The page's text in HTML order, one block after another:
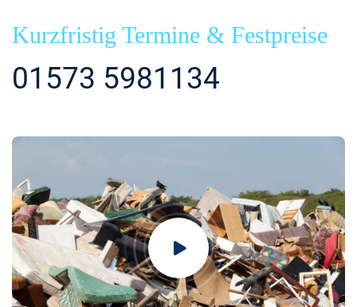
Kurzfristig Termine & Festpreise
01573 5981134